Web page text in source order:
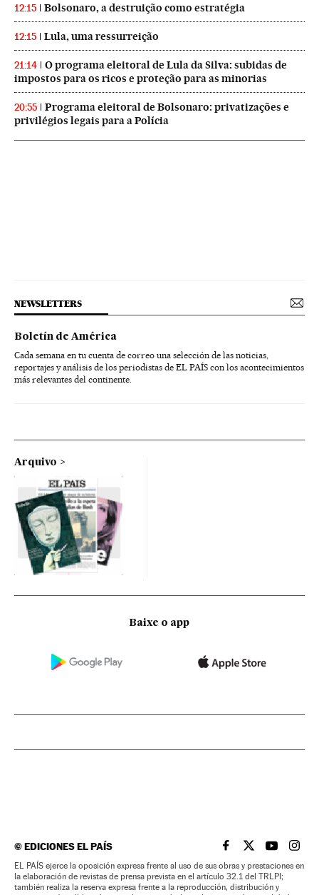
12:15 Bolsonaro, a destruição como estratégia
12:15 Lula, uma ressurreição
21:14
O programa eleitoral de Lula da Silva: subidas de
impostos para os ricos e proteção para as minorias
20:55
Programa eleitoral de Bolsonaro: privatizações e
privilégios legais para a Polícia
NEWSLETTERS
Boletín de América
Cada semana en tu cuenta de correo una selección de las noticias,
reportajes y análisis de los periodistas de EL PAÍS con los acontecimientos
más relevantes del continente.
Arquivo
Baixe o app
©EDICIONES EL PAÍS EL PAÍS BRASIL EN
EL PAÍSEL PAÍS
EL
EL PAÍS ejerce la oposición expresa frente al uso de sus obras y prestaciones en
la elaboración de revistas de prensa prevista en el artículo 32.1 del TRLPI;
también realiza la reserva expresa frente a la reproducción, distribución y